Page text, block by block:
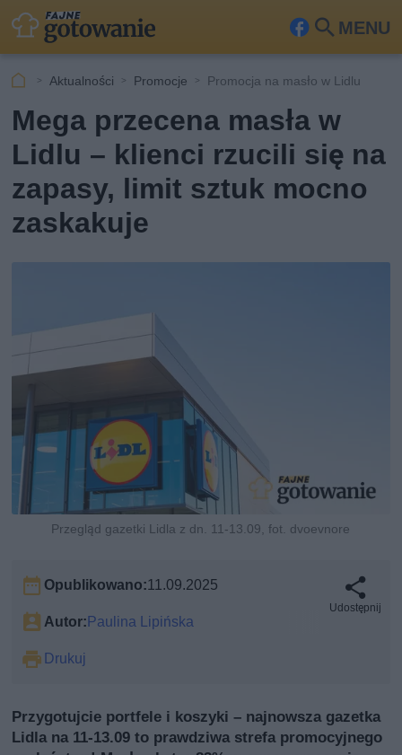
MENU
Fa
ceb
ook
Szu
Aktualności Promocje Promocja na masło w Lidlu
Mega przecena masła w
Lidlu – klienci rzucili się na
zapasy, limit sztuk mocno
zaskakuje
Przegląd gazetki Lidla z dn. 11-13.09, fot. dvoevnore
Opublikowano:11.09.2025
Autor:Paulina Lipińska
Drukuj
Udostępnij
Przygotujcie portfele i koszyki – najnowsza gazetka
Lidla na 11-13.09 to prawdziwa strefa promocyjnego